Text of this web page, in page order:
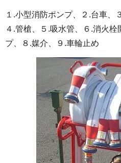
１.小型消防ポンプ、２.台車、
４.管槍、５.吸水管、６.消火栓
プ、８.媒介、９.車輪止め